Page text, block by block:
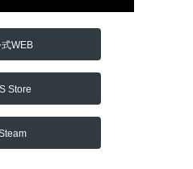
WEB
Store